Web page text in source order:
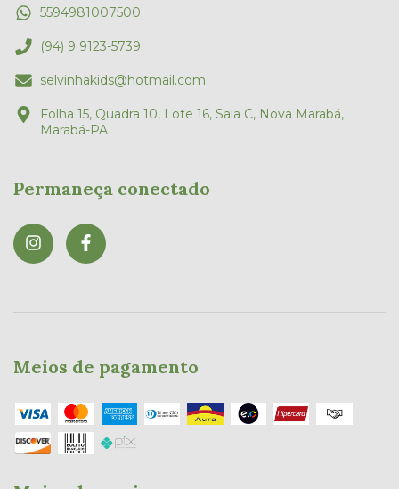
5594981007500
(94) 9 9123-5739
selvinhakids@hotmail.com
Folha 15, Quadra 10, Lote 16, Sala C, Nova Marabá,
Marabá-PA
Permaneça conectado
Meios de pagamento